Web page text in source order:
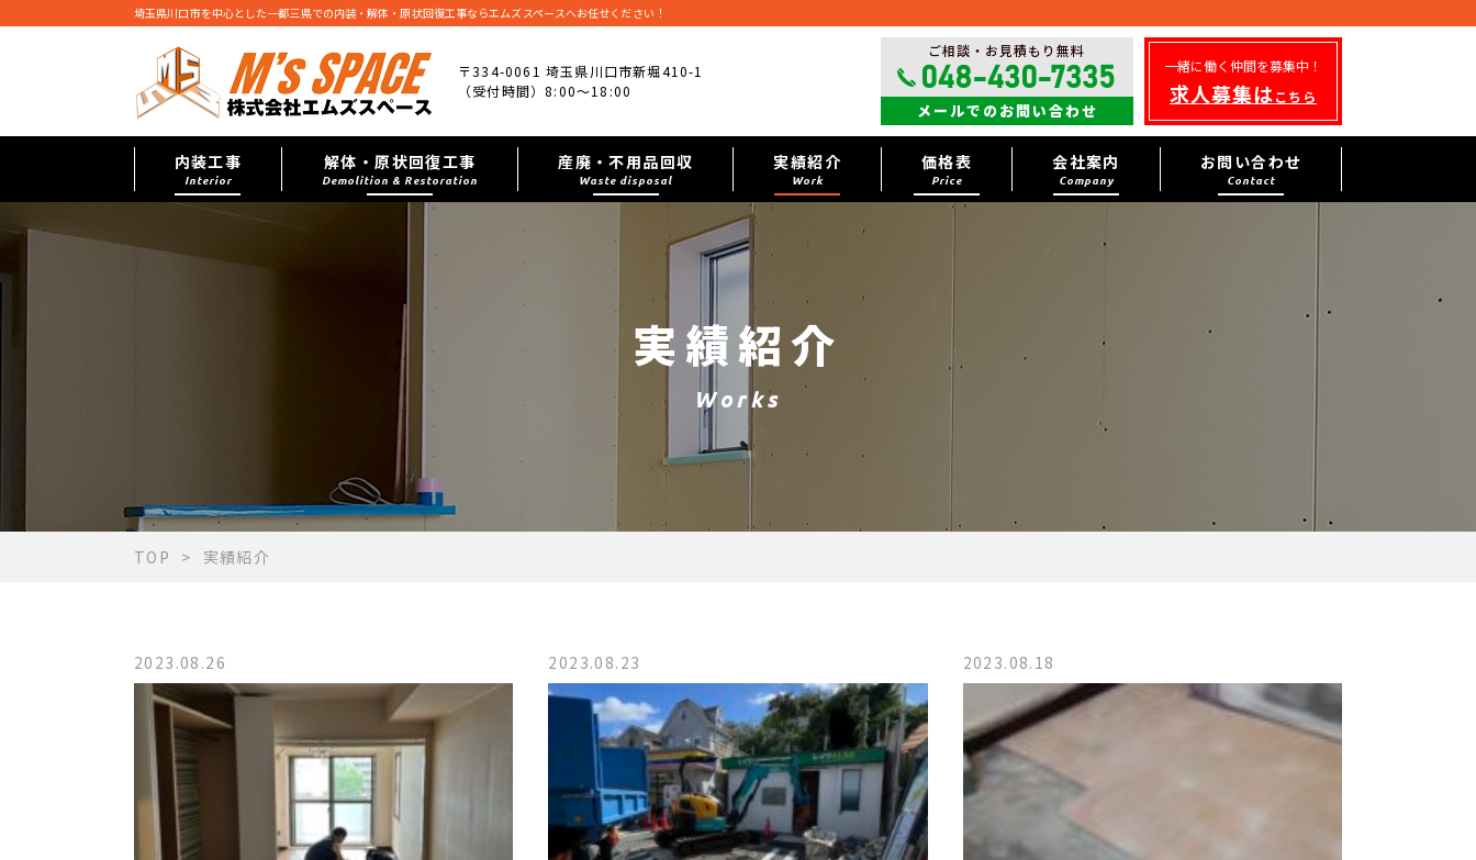
埼玉県川口市を中心とした一都三県での内装・解体・原状回復工事ならエムズスペースへお任せください！
〒334-0061 埼玉県川口市新堀410-1
（受付時間）8:00～18:00
ご相談・お見積もり無料
048-430-7335
メールでのお問い合わせ
一緒に働く仲間を募集中！
求人募集はこちら
内装工事
Interior
解体・原状回復工事
Demolition & Restoration
産廃・不用品回収
Waste disposal
実績紹介
Work
価格表
Price
会社案内
Company
お問い合わせ
Contact
実績紹介
Works
TOP 実績紹介
2023.08.26 2023.08.23 2023.08.18